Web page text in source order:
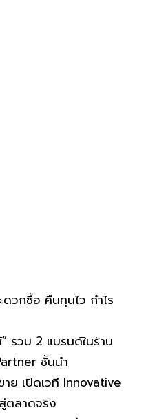
วกซื้อ คืนทุนไว กำไร
รวม 2 แบรนด์ในร้าน
ชั้นนำ
ย เปิดเวที Innovative
ตลาดจริง